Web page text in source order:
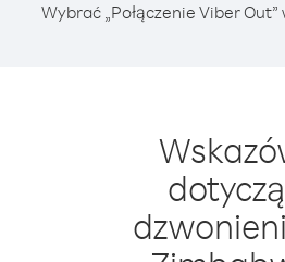
Wybrać „Połączenie Viber